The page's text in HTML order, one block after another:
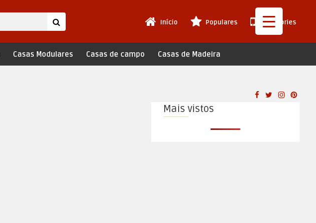
Início Populares Web Stories
Casas Modulares Casas de campo Casas de Madeira
Mais vistos